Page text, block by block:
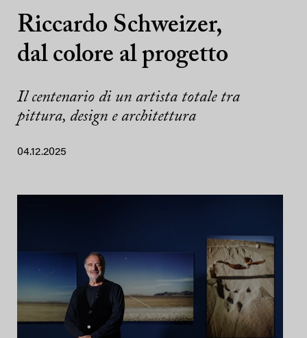
Riccardo Schweizer,
dal colore al progetto
Il centenario di un artista totale tra
pittura, design e architettura
04.12.2025